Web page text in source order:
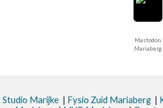
Mastodon
Mariaberg
Studio Marijke | Fysio Zuid Mariaberg |